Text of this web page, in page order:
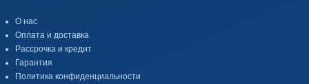
О нас
Оплата и доставка
Рассрочка и кредит
Гарантия
Политика конфиденциальности